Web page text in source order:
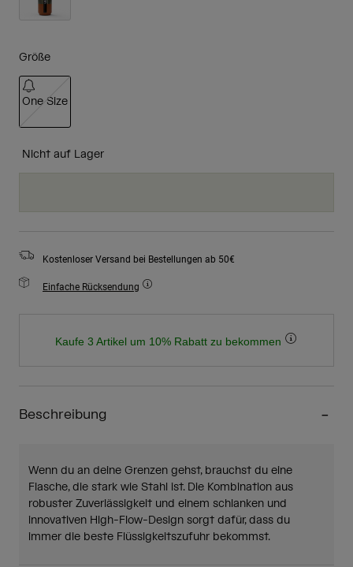
Größe
One Size
Nicht auf Lager
Kostenloser Versand bei Bestellungen ab 50€
Einfache Rücksendung
Kaufe 3 Artikel um 10% Rabatt zu bekommen
Beschreibung
Wenn du an deine Grenzen gehst, brauchst du eine
Flasche, die stark wie Stahl ist. Die Kombination aus
robuster Zuverlässigkeit und einem schlanken und
innovativen High-Flow-Design sorgt dafür, dass du
immer die beste Flüssigkeitszufuhr bekommst.